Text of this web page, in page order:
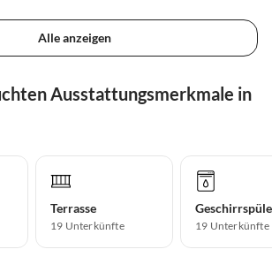
Alle anzeigen
Ausstattungsmerkmale in
Terrasse
19 Unterkünfte 19 Unterkünfte